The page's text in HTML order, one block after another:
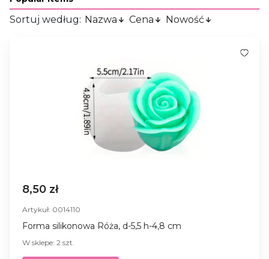
Sortuj według: Nazwa Cena Nowość
8,50 zł
Artykuł: 0014110
Forma silikonowa Róża, d-5,5 h-4,8 cm
W sklepe: 2 szt.